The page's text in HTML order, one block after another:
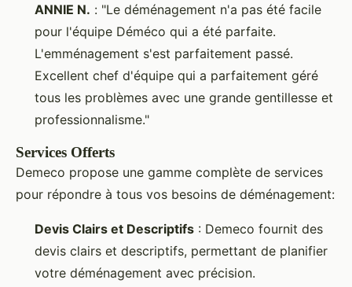
ANNIE N. : "Le déménagement n'a pas été facile
pour l'équipe Déméco qui a été parfaite.
L'emménagement s'est parfaitement passé.
Excellent chef d'équipe qui a parfaitement géré
tous les problèmes avec une grande gentillesse et
professionnalisme."
Services Offerts
Demeco propose une gamme complète de services
pour répondre à tous vos besoins de déménagement:
Devis Clairs et Descriptifs : Demeco fournit des
devis clairs et descriptifs, permettant de planifier
votre déménagement avec précision.